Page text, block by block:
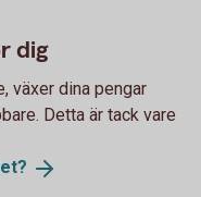
dig
växer dina pengar
Detta är tack vare